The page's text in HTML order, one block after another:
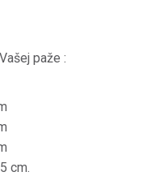
paže :
cm.